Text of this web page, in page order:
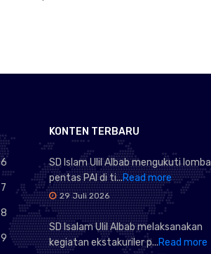
KONTEN TERBARU
SD Islam Ulil Albab mengukuti lomba
pentas PAI di ti...Read more
29 Juli 2026
SD Isalam Ulil Albab melaksanakan
kegiatan ekstakuriler p...Read more